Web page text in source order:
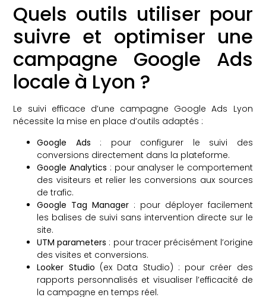
Quels outils utiliser pour
suivre et optimiser une
campagne Google Ads
locale à Lyon ?
Le suivi efficace d’une campagne Google Ads Lyon
nécessite la mise en place d’outils adaptés :
Google Ads : pour configurer le suivi des
conversions directement dans la plateforme.
Google Analytics : pour analyser le comportement
des visiteurs et relier les conversions aux sources
de trafic.
Google Tag Manager : pour déployer facilement
les balises de suivi sans intervention directe sur le
site.
UTM parameters : pour tracer précisément l’origine
des visites et conversions.
Looker Studio (ex Data Studio) : pour créer des
rapports personnalisés et visualiser l’efficacité de
la campagne en temps réel.